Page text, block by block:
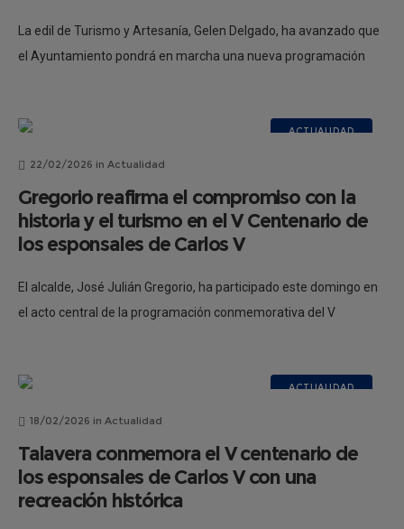
La edil de Turismo y Artesanía, Gelen Delgado, ha avanzado que
el Ayuntamiento pondrá en marcha una nueva programación
ACTUALIDAD
22/02/2026 in Actualidad
Gregorio reafirma el compromiso con la
historia y el turismo en el V Centenario de
los esponsales de Carlos V
El alcalde, José Julián Gregorio, ha participado este domingo en
el acto central de la programación conmemorativa del V
ACTUALIDAD
18/02/2026 in Actualidad
Talavera conmemora el V centenario de
los esponsales de Carlos V con una
recreación histórica